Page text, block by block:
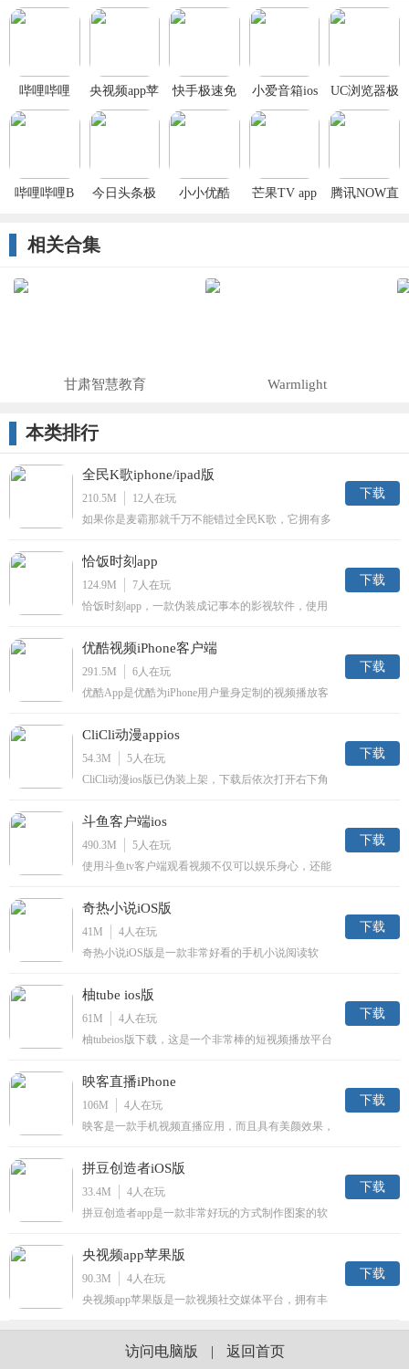
哔哩哔哩
IOS版
央视频app苹
果版
快手极速免
费下载2023
小爱音箱ios
版
UC浏览器极
速版ios
哔哩哔哩B
今日头条极
小小优酷
芒果TV app
腾讯NOW直
相关合集
甘肃智慧教育 Warmlight
本类排行
全民K歌iphone/ipad版
210.5M 12人在玩
如果你是麦霸那就千万不能错过全民K歌，它拥有多
朋友圈、qq空间。
下载
恰饭时刻app
124.9M 7人在玩
恰饭时刻app，一款伪装成记事本的影视软件，使用
下载
优酷视频iPhone客户端
291.5M 6人在玩
优酷App是优酷为iPhone用户量身定制的视频播放客
权视频内容,包括海量的高清电视剧、电影、综艺、
动漫、热点资讯等视频。支持在线播放、全屏播放、
离线观看、视频搜索、视频上传等功能,为用户提供
了便捷流畅的客户端视频播放体验。
下载
CliCli动漫appios
54.3M 5人在玩
CliCli动漫ios版已伪装上架，下载后依次打开右下角
源，免费在线观看。
下载
斗鱼客户端ios
490.3M 5人在玩
使用斗鱼tv客户端观看视频不仅可以娱乐身心，还能
精彩解说、让大神、美女陪你渡过每一个激情四射的
夜晚。
下载
奇热小说iOS版
41M 4人在玩
奇热小说iOS版是一款非常好看的手机小说阅读软
繁多，让你一次看那个够，而且更新速度快，极致排
版，让你阅读更舒心，快来下载体验吧。
下载
柚tube ios版
61M 4人在玩
柚tubeios版下载，这是一个非常棒的短视频播放平台
友快来下载体验吧！
下载
映客直播iPhone
106M 4人在玩
映客是一款手机视频直播应用，而且具有美颜效果，
直播新路线。
下载
拼豆创造者iOS版
33.4M 4人在玩
拼豆创造者app是一款非常好玩的方式制作图案的软
哦。
下载
央视频app苹果版
90.3M 4人在玩
央视频app苹果版是一款视频社交媒体平台，拥有丰
电视、观直播等等，喜欢的朋友可以前来下载使用。
下载
访问电脑版 | 返回首页